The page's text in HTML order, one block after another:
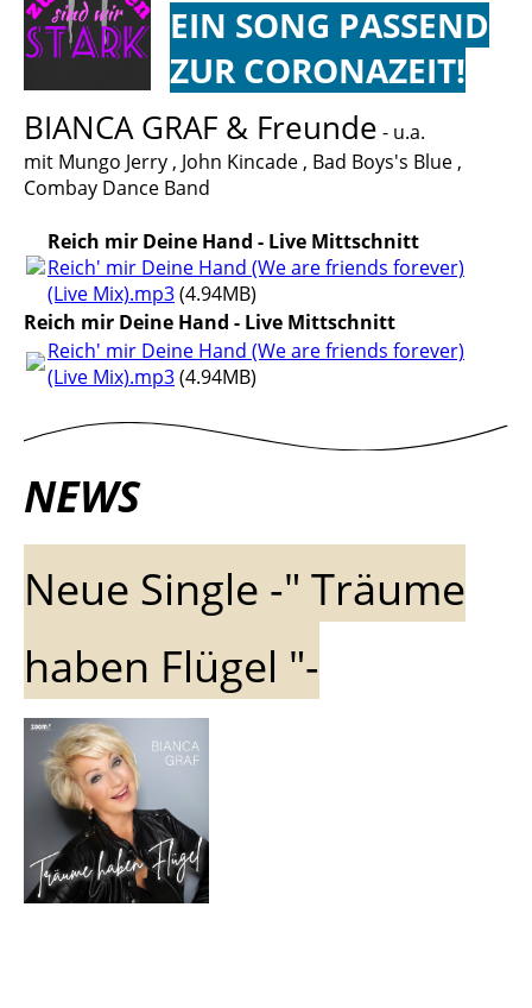
EIN SONG PASSEND
ZUR CORONAZEIT!
BIANCA GRAF & Freunde - u.a.
mit Mungo Jerry , John Kincade , Bad Boys's Blue ,
Combay Dance Band
Reich mir Deine Hand - Live Mittschnitt
Reich' mir Deine Hand (We are friends forever)
(Live Mix).mp3(4.94MB)
Reich mir Deine Hand - Live Mittschnitt
Reich' mir Deine Hand (We are friends forever)
(Live Mix).mp3(4.94MB)
NEWS
Neue Single -" Träume
haben Flügel "-